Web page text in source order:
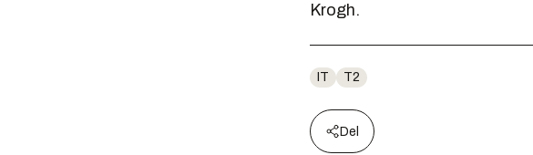
Krogh.
IT T2
Del